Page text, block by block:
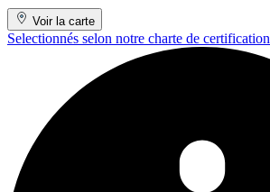
Voir la carte
Selectionnés selon notre charte de certification